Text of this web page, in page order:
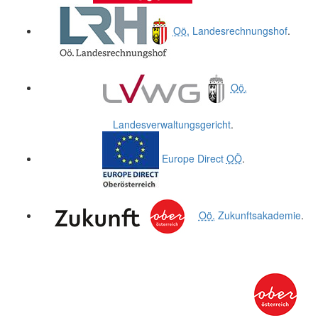
Oö. Landesrechnungshof.
Oö.
Landesverwaltungsgericht.
Europe Direct OÖ.
Oö. Zukunftsakademie.